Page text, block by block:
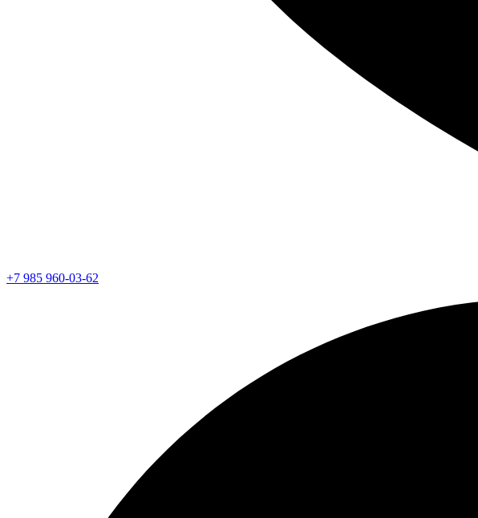
+7 985 960-03-62